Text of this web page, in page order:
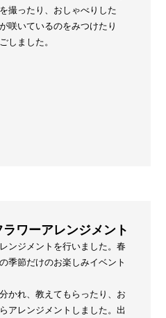
撮ったり、おしゃべりした
咲いているのをみつけたり
しました。
ワーアレンジメント
ンジメントを行いました。春
季節だけのお楽しみイベント
かれ、教えてもらったり、お
アレンジメントしました。出